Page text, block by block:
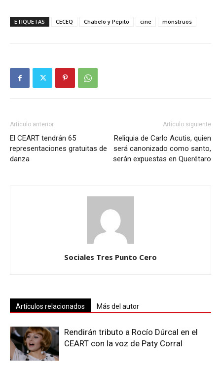
ETIQUETAS CECEQ Chabelo y Pepito cine monstruos
Artículo anterior
El CEART tendrán 65
representaciones gratuitas de
danza
Artículo siguiente
Reliquia de Carlo Acutis, quien
será canonizado como santo,
serán expuestas en Querétaro
Sociales Tres Punto Cero
Artículos relacionados Más del autor
Rendirán tributo a Rocío Dúrcal en el
CEART con la voz de Paty Corral